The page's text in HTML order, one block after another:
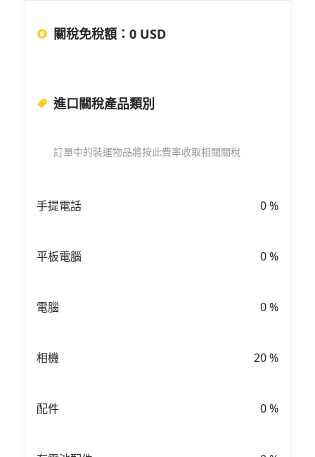
關稅免稅額 ： 0 USD
進口關稅產品類別
訂單中的裝運物品將按此費率收取相關關稅
手提電話 0%
平板電腦 0%
電腦 0%
相機 20%
配件 0%